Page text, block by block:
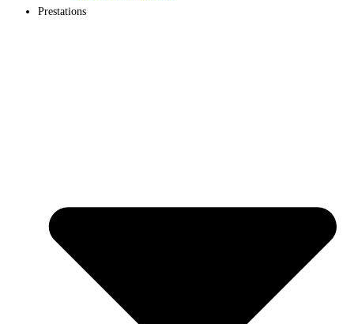
Prestations